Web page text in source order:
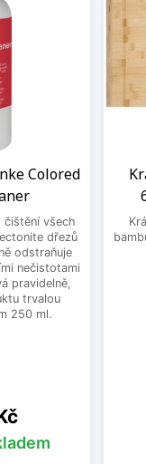
Colored
čištění všech
dřezů
odstraňuje
nečistotami
pravidelně,
trvalou
250 ml.